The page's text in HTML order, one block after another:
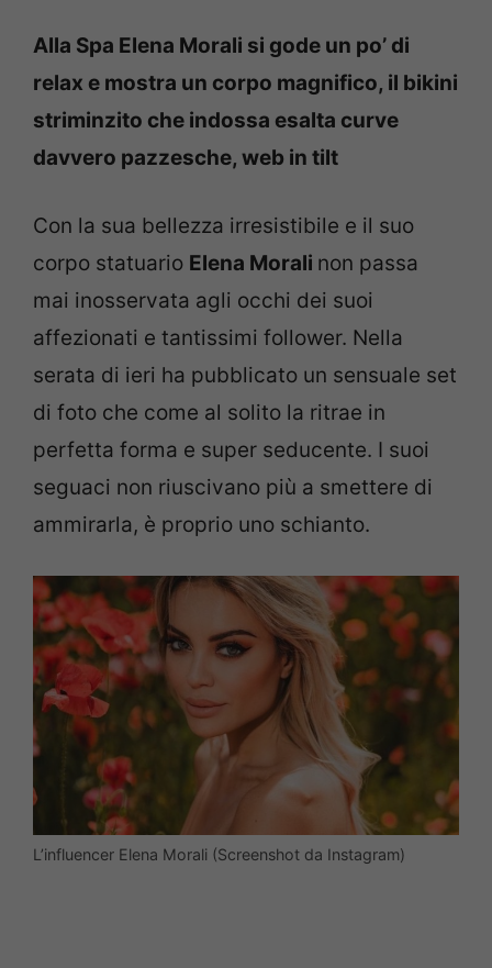
Alla Spa Elena Morali si gode un po’ di
relax e mostra un corpo magnifico, il bikini
striminzito che indossa esalta curve
davvero pazzesche, web in tilt
Con la sua bellezza irresistibile e il suo
corpo statuario Elena Morali non passa
mai inosservata agli occhi dei suoi
affezionati e tantissimi follower. Nella
serata di ieri ha pubblicato un sensuale set
di foto che come al solito la ritrae in
perfetta forma e super seducente. I suoi
seguaci non riuscivano più a smettere di
ammirarla, è proprio uno schianto.
L’influencer Elena Morali (Screenshot da Instagram)